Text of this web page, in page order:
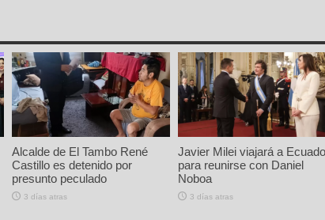
Alcalde de El Tambo René
Castillo es detenido por
presunto peculado
3 días atras
Javier Milei viajará a
para reunirse con Daniel
Noboa
3 días atras